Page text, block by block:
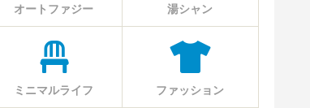
オートファジー 湯シャン
ミニマルライフ ファッション